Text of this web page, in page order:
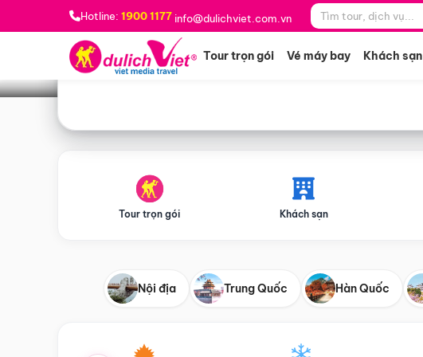
Hotline: 1900 1177 info@dulichviet.com.vn
Tour trọn gói Vé máy bay Khách sạn
Bạn muốn đi đâu? *
Tour trọn gói Khách sạn
Nội địa Trung Quốc Hàn Quốc